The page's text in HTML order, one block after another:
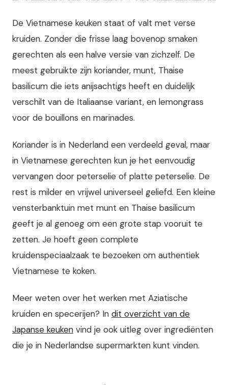
De Vietnamese keuken staat of valt met verse
kruiden. Zonder die frisse laag bovenop smaken
gerechten als een halve versie van zichzelf. De
meest gebruikte zijn koriander, munt, Thaise
basilicum die iets anijsachtigs heeft en duidelijk
verschilt van de Italiaanse variant, en lemongrass
voor de bouillons en marinades.
Koriander is in Nederland een verdeeld geval, maar
in Vietnamese gerechten kun je het eenvoudig
vervangen door peterselie of platte peterselie. De
rest is milder en vrijwel universeel geliefd. Een kleine
vensterbanktuin met munt en Thaise basilicum
geeft je al genoeg om een grote stap vooruit te
zetten. Je hoeft geen complete
kruidenspeciaalzaak te bezoeken om authentiek
Vietnamese te koken.
Meer weten over het werken met Aziatische
kruiden en specerijen? In dit overzicht van de
Japanse keuken vind je ook uitleg over ingrediënten
die je in Nederlandse supermarkten kunt vinden.